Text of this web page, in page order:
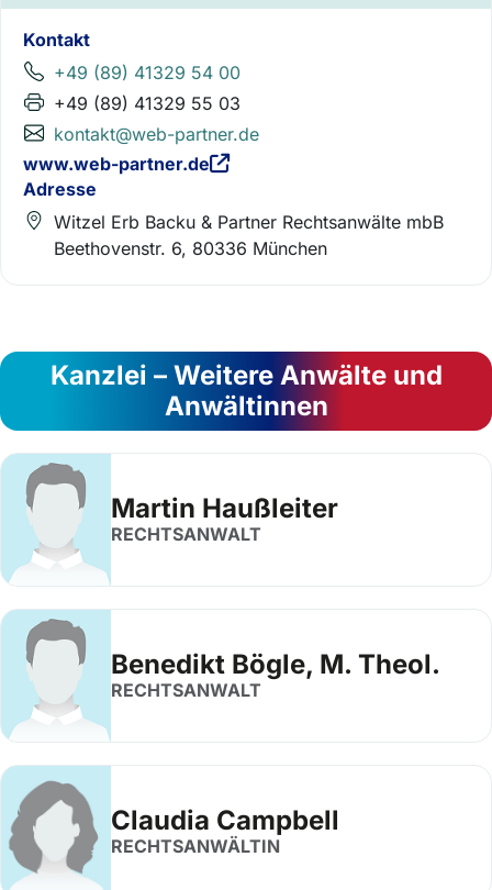
Kontakt
+49 (89) 41329 54 00
+49 (89) 41329 55 03
kontakt@web-partner.de
www.web-partner.de
Adresse
Witzel Erb Backu & Partner Rechtsanwälte mbB
Beethovenstr. 6, 80336 München
Kanzlei – Weitere Anwälte und
Anwältinnen
Martin Haußleiter
RECHTSANWALT
Benedikt Bögle, M. Theol.
RECHTSANWALT
Claudia Campbell
RECHTSANWÄLTIN